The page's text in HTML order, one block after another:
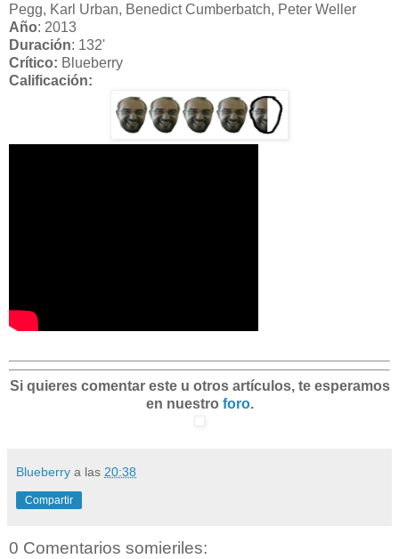
Pegg, Karl Urban, Benedict Cumberbatch, Peter Weller
Año: 2013
Duración: 132'
Crítico: Blueberry
Calificación:
Si quieres comentar este u otros artículos, te esperamos
en nuestro foro.
Blueberry a las 20:38
Compartir
0 Comentarios somieriles: